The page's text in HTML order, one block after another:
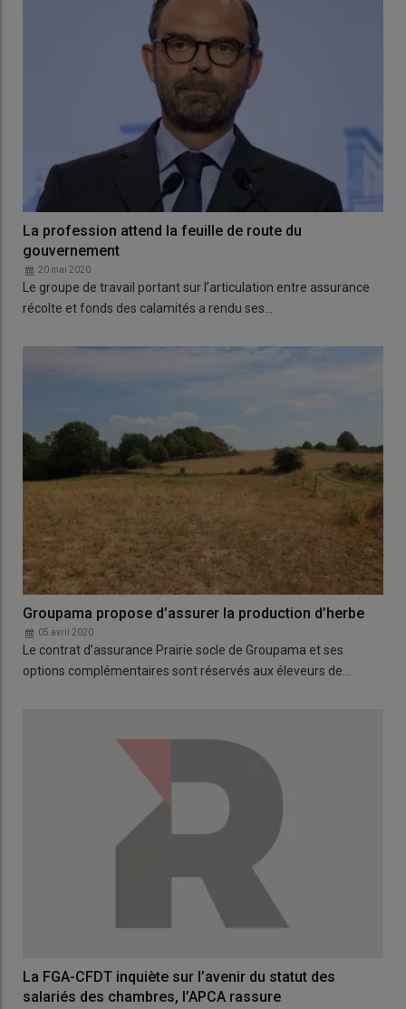
La profession attend la feuille de route du
gouvernement
20 mai 2020
Le groupe de travail portant sur l’articulation entre assurance
récolte et fonds des calamités a rendu ses…
Groupama propose d’assurer la production d’herbe
05 avril 2020
Le contrat d’assurance Prairie socle de Groupama et ses
options complémentaires sont réservés aux éleveurs de…
La FGA-CFDT inquiète sur l’avenir du statut des
salariés des chambres, l’APCA rassure